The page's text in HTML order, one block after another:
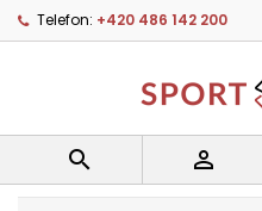
Telefon: +420 486 142 200
 